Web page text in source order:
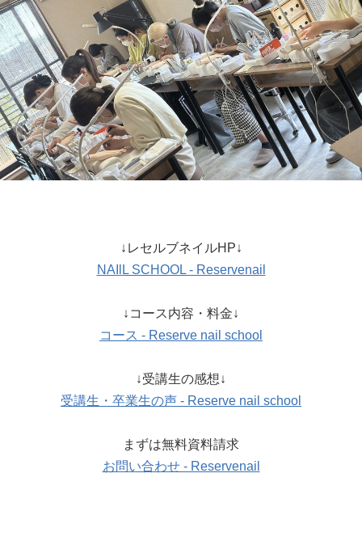
↓レセルブネイルHP↓
NAIlL SCHOOL - Reservenail
↓コース内容・料金↓
コース - Reserve nail school
↓受講生の感想↓
受講生・卒業生の声 - Reserve nail school
まずは無料資料請求
お問い合わせ - Reservenail